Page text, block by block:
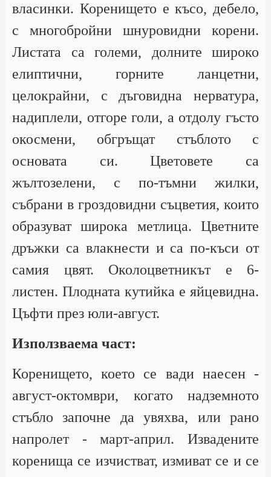
власинки. Коренището е късо, дебело,
с многобройни шнуровидни корени.
Листата са големи, долните широко
елиптични, горните ланцетни,
целокрайни, с дъговидна нерватура,
надиплели, отгоре голи, а отдолу гъсто
окосмени, обгръщат стъблото с
основата си. Цветовете са
жълтозелени, с по-тъмни жилки,
събрани в гроздовидни съцветия, които
образуват широка метлица. Цветните
дръжки са влакнести и са по-къси от
самия цвят. Околоцветникът е 6-
листен. Плодната кутийка е яйцевидна.
Цъфти през юли-август.
Използваема част:
Коренището, което се вади наесен -
август-октомври, когато надземното
стъбло започне да увяхва, или рано
напролет - март-април. Извадените
коренища се изчистват, измиват се и се